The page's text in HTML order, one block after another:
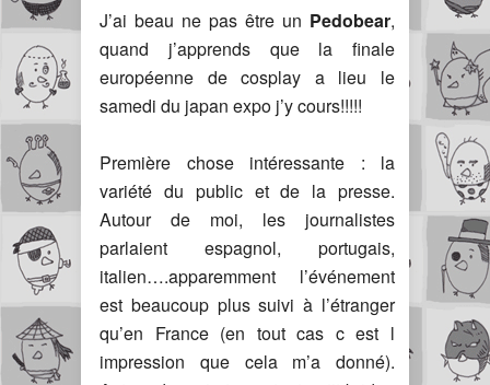
J’ai beau ne pas être un Pedobear,
quand j’apprends que la finale
européenne de cosplay a lieu le
samedi du japan expo j’y cours!!!!!
Première chose intéressante : la
variété du public et de la presse.
Autour de moi, les journalistes
parlaient espagnol, portugais,
italien….apparemment l’événement
est beaucoup plus suivi à l’étranger
qu’en France (en tout cas c est l
impression que cela m’a donné).